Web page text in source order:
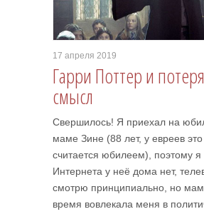
17 апреля 2019
Гарри Поттер и
смысл
Свершилось! Я приехал на
маме Зине (88 лет, у евреев
считается юбилеем), поэтому я
Интернета у неё дома нет,
смотрю принципиально, но
время вовлекала меня в